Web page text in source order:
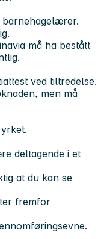
barnehagelærer.
må ha bestått
ved tiltredelse.
men må
deltagende i et
at du kan se
fremfor